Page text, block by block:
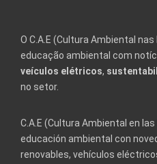
O C.A.E (Cultura Ambiental
educação ambiental com
veículos elétricos,
no setor.
C.A.E (Cultura Ambiental en
educación ambiental con
renovables, vehículos